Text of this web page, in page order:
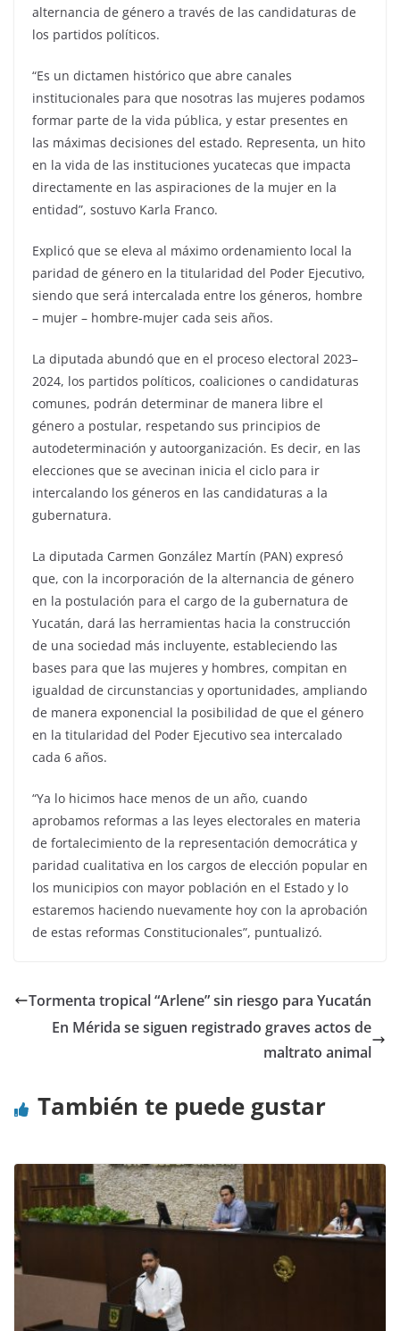
alternancia de género a través de las candidaturas de
los partidos políticos.
“Es un dictamen histórico que abre canales
institucionales para que nosotras las mujeres podamos
formar parte de la vida pública, y estar presentes en
las máximas decisiones del estado. Representa, un hito
en la vida de las instituciones yucatecas que impacta
directamente en las aspiraciones de la mujer en la
entidad”, sostuvo Karla Franco.
Explicó que se eleva al máximo ordenamiento local la
paridad de género en la titularidad del Poder Ejecutivo,
siendo que será intercalada entre los géneros, hombre
– mujer – hombre-mujer cada seis años.
La diputada abundó que en el proceso electoral 2023–
2024, los partidos políticos, coaliciones o candidaturas
comunes, podrán determinar de manera libre el
género a postular, respetando sus principios de
autodeterminación y autoorganización. Es decir, en las
elecciones que se avecinan inicia el ciclo para ir
intercalando los géneros en las candidaturas a la
gubernatura.
La diputada Carmen González Martín (PAN) expresó
que, con la incorporación de la alternancia de género
en la postulación para el cargo de la gubernatura de
Yucatán, dará las herramientas hacia la construcción
de una sociedad más incluyente, estableciendo las
bases para que las mujeres y hombres, compitan en
igualdad de circunstancias y oportunidades, ampliando
de manera exponencial la posibilidad de que el género
en la titularidad del Poder Ejecutivo sea intercalado
cada 6 años.
“Ya lo hicimos hace menos de un año, cuando
aprobamos reformas a las leyes electorales en materia
de fortalecimiento de la representación democrática y
paridad cualitativa en los cargos de elección popular en
los municipios con mayor población en el Estado y lo
estaremos haciendo nuevamente hoy con la aprobación
de estas reformas Constitucionales”, puntualizó.
Tormenta tropical “Arlene” sin riesgo para Yucatán
En Mérida se siguen registrado graves actos de
maltrato animal
También te puede gustar